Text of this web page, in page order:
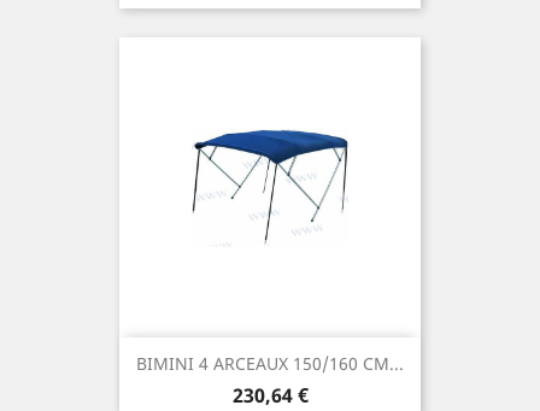
BIMINI 4 ARCEAUX 150/160 CM...
Prix
230,64 €